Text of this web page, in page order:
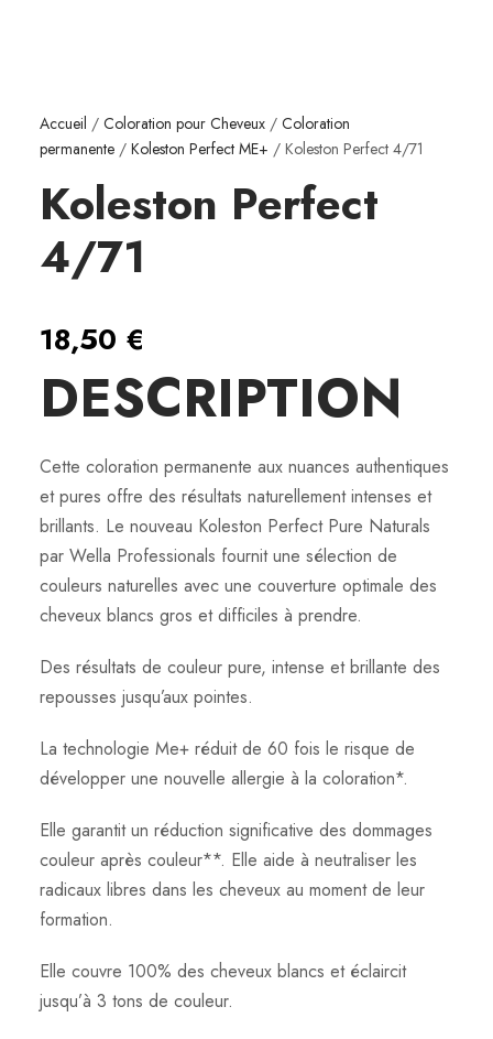
Accueil / Coloration pour Cheveux / Coloration
permanente / Koleston Perfect ME+ / Koleston Perfect 4/71
Koleston Perfect
4/71
18,50 €
DESCRIPTION
Cette coloration permanente aux nuances authentiques
et pures offre des résultats naturellement intenses et
brillants. Le nouveau Koleston Perfect Pure Naturals
par Wella Professionals fournit une sélection de
couleurs naturelles avec une couverture optimale des
cheveux blancs gros et difficiles à prendre.
Des résultats de couleur pure, intense et brillante des
repousses jusqu’aux pointes.
La technologie Me+ réduit de 60 fois le risque de
développer une nouvelle allergie à la coloration*.
Elle garantit un réduction significative des dommages
couleur après couleur**. Elle aide à neutraliser les
radicaux libres dans les cheveux au moment de leur
formation.
Elle couvre 100% des cheveux blancs et éclaircit
jusqu’à 3 tons de couleur.